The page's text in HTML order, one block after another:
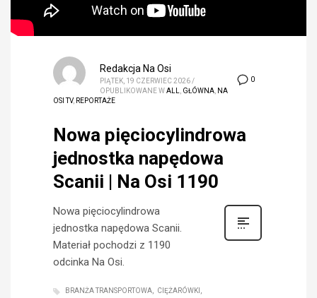
0
Redakcja Na Osi
PIĄTEK, 19 CZERWIEC 2026/
OPUBLIKOWANE WALL, GŁÓWNA, NA
OSI TV, REPORTAŻE
Nowa pięciocylindrowa
jednostka napędowa
Scanii | Na Osi 1190
Nowa pięciocylindrowa
jednostka napędowa Scanii.
Materiał pochodzi z 1190
odcinka Na Osi.
BRANŻA TRANSPORTOWA
CIĘŻARÓWKI